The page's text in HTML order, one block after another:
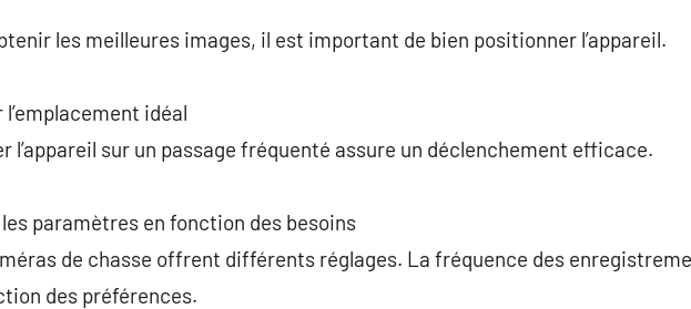
les meilleures images, il est important de bien positionner l’appareil.
l’emplacement idéal
l’appareil sur un passage fréquenté assure un déclenchement efficace.
paramètres en fonction des besoins
de chasse offrent différents réglages. La fréquence des
des préférences.